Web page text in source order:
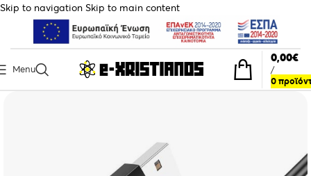
Skip to navigation Skip to main content
Menu
0
/
0,00€